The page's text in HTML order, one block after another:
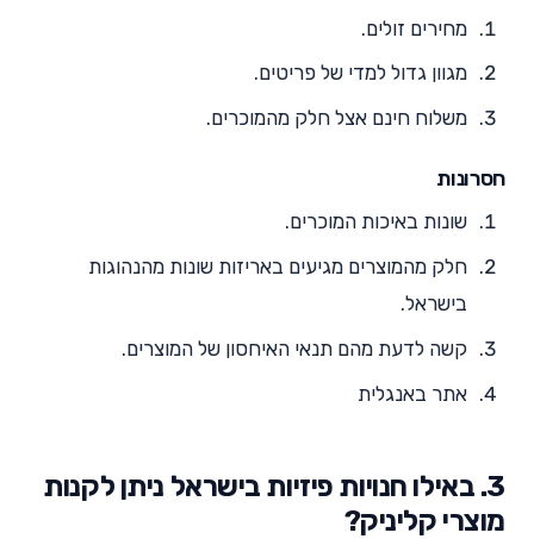
מחירים זולים.
מגוון גדול למדי של פריטים.
משלוח חינם אצל חלק מהמוכרים.
חסרונות
שונות באיכות המוכרים.
חלק מהמוצרים מגיעים באריזות שונות מהנהוגות
בישראל.
קשה לדעת מהם תנאי האיחסון של המוצרים.
אתר באנגלית
3. באילו חנויות פיזיות בישראל ניתן לקנות
מוצרי קליניק?